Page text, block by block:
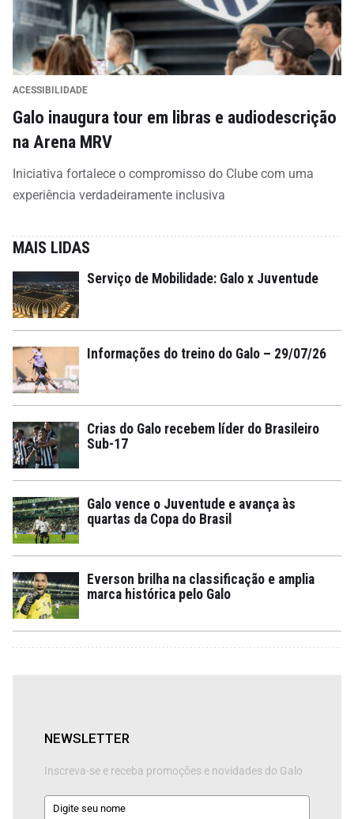
ACESSIBILIDADE
Galo inaugura tour em libras e audiodescrição
na Arena MRV
Iniciativa fortalece o compromisso do Clube com uma
experiência verdadeiramente inclusiva
MAIS LIDAS
Serviço de Mobilidade: Galo x Juventude
Informações do treino do Galo – 29/07/26
Crias do Galo recebem líder do Brasileiro
Sub-17
Galo vence o Juventude e avança às
quartas da Copa do Brasil
Everson brilha na classificação e amplia
marca histórica pelo Galo
NEWSLETTER
Inscreva-se e receba promoções e novidades do Galo